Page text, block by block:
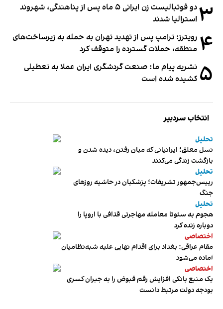
۳
دو فوتبالیست زن ایرانی ۵ ماه پس از پناهندگی، شهروند
استرالیا شدند
۴ رویترز: ترامپ پس از تهدید تهران به حمله به زیرساخت‌های
منطقه، حملات گسترده را متوقف کرد
۵ نشریه پیام ما: صنعت گردشگری ایران عملا به تعطیلی
کشیده شده است
انتخاب سردبیر
تحلیل
نسل معلق؛ ایرانیانی که میان رفتن، دیده شدن و
بازگشت زندگی می‌کنند
تحلیل
رییس‌جمهور تشریفات؛ پزشکیان در حاشیه روزهای
جنگ
تحلیل
هجوم به سئوتا معامله مهاجرتی قذافی با اروپا را
دوباره زنده کرد
اختصاصی
مقام عراقی: بغداد برای اقدام نهایی علیه شبه‌نظامیان
آماده می‌شود
اختصاصی
یک منبع بانکی افزایش رقم قبوض را به جبران کسری
بودجه دولت مرتبط دانست